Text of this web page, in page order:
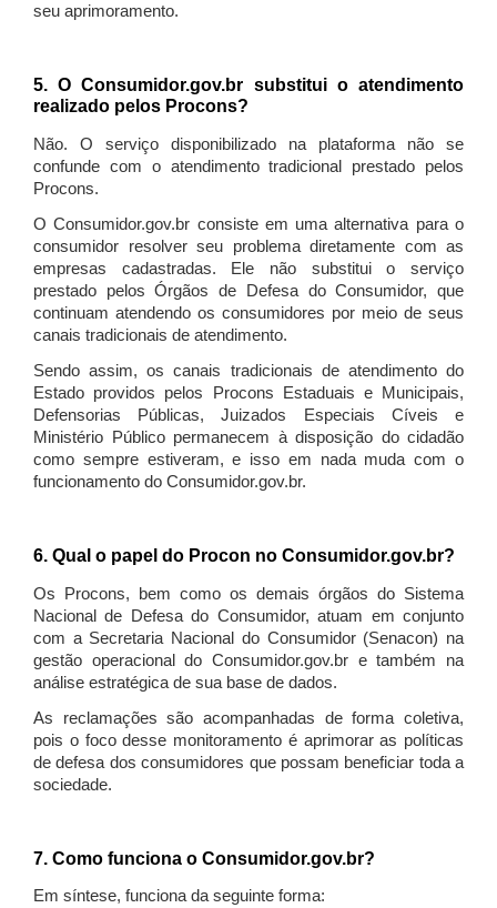
seu aprimoramento.
5. O Consumidor.gov.br substitui o atendimento
realizado pelos Procons?
Não. O serviço disponibilizado na plataforma não se
confunde com o atendimento tradicional prestado pelos
Procons.
O Consumidor.gov.br consiste em uma alternativa para o
consumidor resolver seu problema diretamente com as
empresas cadastradas. Ele não substitui o serviço
prestado pelos Órgãos de Defesa do Consumidor, que
continuam atendendo os consumidores por meio de seus
canais tradicionais de atendimento.
Sendo assim, os canais tradicionais de atendimento do
Estado providos pelos Procons Estaduais e Municipais,
Defensorias Públicas, Juizados Especiais Cíveis e
Ministério Público permanecem à disposição do cidadão
como sempre estiveram, e isso em nada muda com o
funcionamento do Consumidor.gov.br.
6. Qual o papel do Procon no Consumidor.gov.br?
Os Procons, bem como os demais órgãos do Sistema
Nacional de Defesa do Consumidor, atuam em conjunto
com a Secretaria Nacional do Consumidor (Senacon) na
gestão operacional do Consumidor.gov.br e também na
análise estratégica de sua base de dados.
As reclamações são acompanhadas de forma coletiva,
pois o foco desse monitoramento é aprimorar as políticas
de defesa dos consumidores que possam beneficiar toda a
sociedade.
7. Como funciona o Consumidor.gov.br?
Em síntese, funciona da seguinte forma: